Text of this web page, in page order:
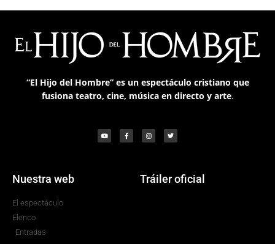
“El Hijo del Hombre” es un espectáculo cristiano que
fusiona teatro, cine, música en directo y arte.
Nuestra web
El espectáculo
Elenco
Entradas
Tráiler oficial